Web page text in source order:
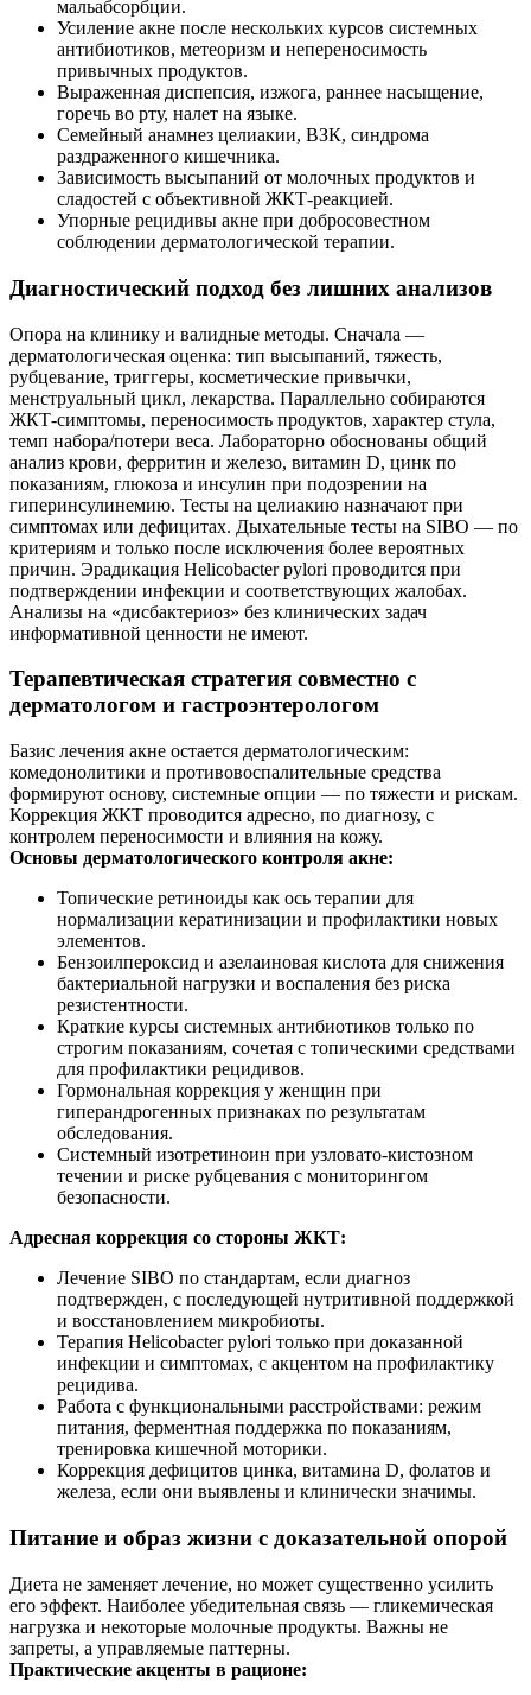
мальабсорбции.
Усиление акне после нескольких курсов системных
антибиотиков, метеоризм и непереносимость
привычных продуктов.
Выраженная диспепсия, изжога, раннее насыщение,
горечь во рту, налет на языке.
Семейный анамнез целиакии, ВЗК, синдрома
раздраженного кишечника.
Зависимость высыпаний от молочных продуктов и
сладостей с объективной ЖКТ‑реакцией.
Упорные рецидивы акне при добросовестном
соблюдении дерматологической терапии.
Диагностический подход без лишних анализов
Опора на клинику и валидные методы. Сначала —
дерматологическая оценка: тип высыпаний, тяжесть,
рубцевание, триггеры, косметические привычки,
менструальный цикл, лекарства. Параллельно собираются
ЖКТ‑симптомы, переносимость продуктов, характер стула,
темп набора/потери веса. Лабораторно обоснованы общий
анализ крови, ферритин и железо, витамин D, цинк по
показаниям, глюкоза и инсулин при подозрении на
гиперинсулинемию. Тесты на целиакию назначают при
симптомах или дефицитах. Дыхательные тесты на SIBO — по
критериям и только после исключения более вероятных
причин. Эрадикация Helicobacter pylori проводится при
подтверждении инфекции и соответствующих жалобах.
Анализы на «дисбактериоз» без клинических задач
информативной ценности не имеют.
Терапевтическая стратегия совместно с
дерматологом и гастроэнтерологом
Базис лечения акне остается дерматологическим:
комедонолитики и противовоспалительные средства
формируют основу, системные опции — по тяжести и рискам.
Коррекция ЖКТ проводится адресно, по диагнозу, с
контролем переносимости и влияния на кожу.
Основы дерматологического контроля акне:
Топические ретиноиды как ось терапии для
нормализации кератинизации и профилактики новых
элементов.
Бензоилпероксид и азелаиновая кислота для снижения
бактериальной нагрузки и воспаления без риска
резистентности.
Краткие курсы системных антибиотиков только по
строгим показаниям, сочетая с топическими средствами
для профилактики рецидивов.
Гормональная коррекция у женщин при
гиперандрогенных признаках по результатам
обследования.
Системный изотретиноин при узловато‑кистозном
течении и риске рубцевания с мониторингом
безопасности.
Адресная коррекция со стороны ЖКТ:
Лечение SIBO по стандартам, если диагноз
подтвержден, с последующей нутритивной поддержкой
и восстановлением микробиоты.
Терапия Helicobacter pylori только при доказанной
инфекции и симптомах, с акцентом на профилактику
рецидива.
Работа с функциональными расстройствами: режим
питания, ферментная поддержка по показаниям,
тренировка кишечной моторики.
Коррекция дефицитов цинка, витамина D, фолатов и
железа, если они выявлены и клинически значимы.
Питание и образ жизни с доказательной опорой
Диета не заменяет лечение, но может существенно усилить
его эффект. Наиболее убедительная связь — гликемическая
нагрузка и некоторые молочные продукты. Важны не
запреты, а управляемые паттерны.
Практические акценты в рационе: